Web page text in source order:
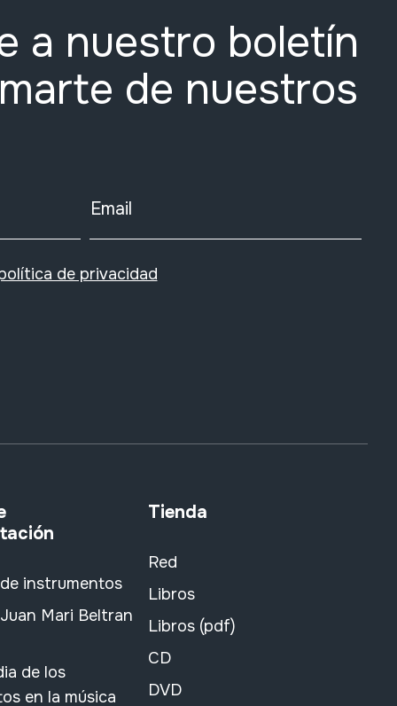
a nuestro boletín
de nuestros
Email
de privacidad
instrumentos
Mari Beltran
de los
en la música
Tienda
Red
Libros
Libros (pdf)
CD
DVD